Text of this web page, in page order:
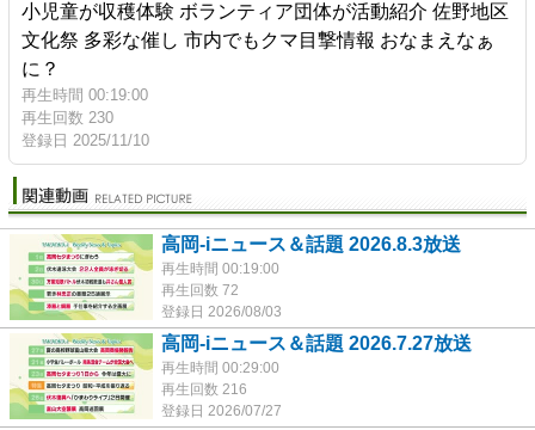
小児童が収穫体験 ボランティア団体が活動紹介 佐野地区
文化祭 多彩な催し 市内でもクマ目撃情報 おなまえなぁ
に？
再生時間 00:19:00
再生回数 230
登録日 2025/11/10
高岡-iニュース＆話題 2026.8.3放送
再生時間 00:19:00
再生回数 72
登録日 2026/08/03
高岡-iニュース＆話題 2026.7.27放送
再生時間 00:29:00
再生回数 216
登録日 2026/07/27